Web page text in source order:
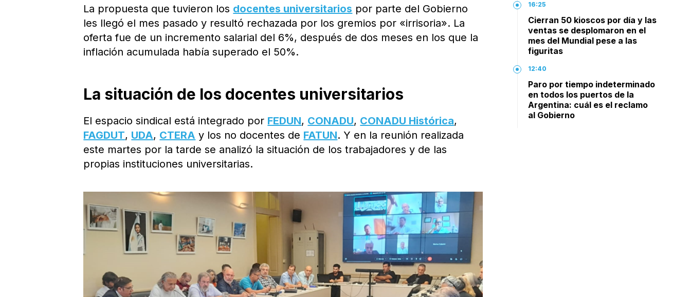
La propuesta que tuvieron los docentes universitarios por parte del Gobierno
les llegó el mes pasado y resultó rechazada por los gremios por «irrisoria». La
oferta fue de un incremento salarial del 6%, después de dos meses en los que la
inflación acumulada había superado el 50%.
La situación de los docentes universitarios
El espacio sindical está integrado por FEDUN, CONADU, CONADU Histórica,
FAGDUT, UDA, CTERA y los no docentes de FATUN. Y en la reunión realizada
este martes por la tarde se analizó la situación de los trabajadores y de las
propias instituciones universitarias.
16:25
Cierran 50 kioscos por día y las
ventas se desplomaron en el
mes del Mundial pese a las
figuritas
12:40
Paro por tiempo indeterminado
en todos los puertos de la
Argentina: cuál es el reclamo
al Gobierno